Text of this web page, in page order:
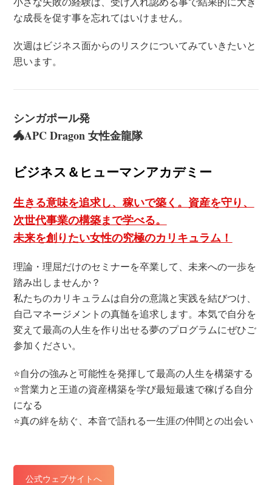
な成長を促す事を忘れてはいけません。
次週はビジネス面からのリスクについてみていきたいと
思います。
シンガポール発
🐲APC Dragon 女性金龍隊
ビジネス＆ヒューマンアカデミー
生きる意味を追求し、稼いで築く。資産を守り、
次世代事業の構築まで学べる。
未来を創りたい女性の究極のカリキュラム！
理論・理屈だけのセミナーを卒業して、未来への一歩を
踏み出しませんか？
私たちのカリキュラムは自分の意識と実践を結びつけ、
自己マネージメントの真髄を追求します。本気で自分を
変えて最高の人生を作り出せる夢のプログラムにぜひご
参加ください。
⭐️自分の強みと可能性を発揮して最高の人生を構築する
⭐️営業力と王道の資産構築を学び最短最速で稼げる自分
になる
⭐️真の絆を紡ぐ、本音で語れる一生涯の仲間との出会い
公式ウェブサイトへ